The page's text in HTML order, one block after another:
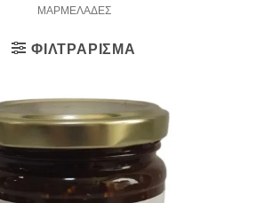
ΜΑΡΜΕΛΑΔΕΣ
ΦΙΛΤΡΆΡΙΣΜΑ